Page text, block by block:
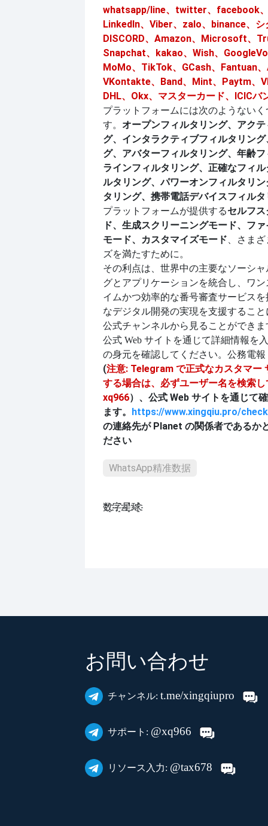
whatsapp/line、twitter、facebook
LinkedIn、Viber、zalo、binance、
DISCORD、Amazon、Microsoft、
Snapchat、kakao、Wish、
MoMo、TikTok、GCash、Fantuan
VKontakte、Band、Mint、Paytm、
DHL、Okx、マスターカード、ICICバ
プラットフォームには次のようない
す。 オープンフィルタリング、アク
グ、インタラクティブフィルタリン
グ、アバターフィルタリング、年齢
ラインフィルタリング、正確なフィ
ルタリング、パワーオンフィルタリ
タリング、携帯電話デバイスフィル
プラットフォームが提供するセルフ
ド、生成スクリーニングモード、フ
モード、カスタマイズモード、さま
ズを満たすために。
その利点は、世界中の主要なソーシ
グとアプリケーションを統合し、ワ
イムかつ効率的な番号審査サービス
なデジタル開発の実現を支援するこ
公式チャンネルから見ることができま
公式 Web サイトを通じて詳細情報を
の身元を確認してください。公務電報
(注意: Telegram で正式なカスタマー
する場合は、必ずユーザー名を検索
xq966）、公式 Web サイトを通じて
ます。 https://www.xingqiu.pro/
の連絡先が Planet の関係者であるか
ださい
WhatsApp精准数据
数҈字҈星҈球҈͏
お問い合わせ
チャンネル: t.me/xingqiupro
サポート: @xq966
リソース入力: @tax678